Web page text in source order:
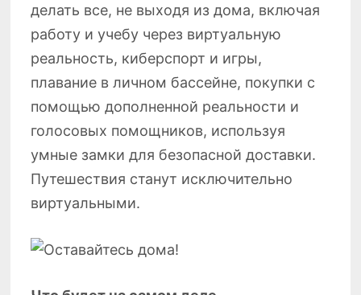
делать все, не выходя из дома, включая
работу и учебу через виртуальную
реальность, киберспорт и игры,
плавание в личном бассейне, покупки с
помощью дополненной реальности и
голосовых помощников, используя
умные замки для безопасной доставки.
Путешествия станут исключительно
виртуальными.